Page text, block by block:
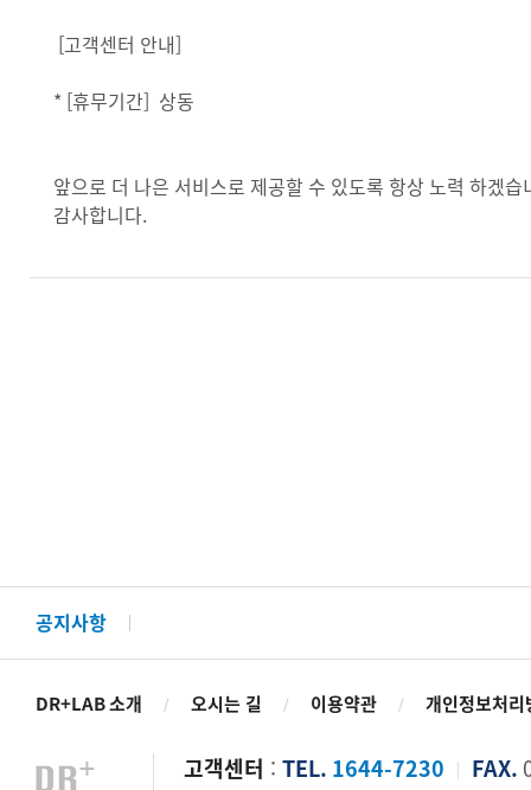
[고객센터 안내]
* [휴무기간] 상동
앞으로 더 나은 서비스로 제공할 수 있도록 항상 노력 하겠습
감사합니다.
공지사항
DR+LAB 소개 / 오시는 길 / 이용약관 / 개인정보처리
고객센터 : TEL. 1644-7230 FAX.